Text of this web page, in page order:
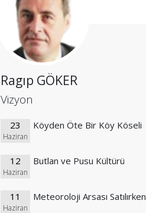
Ragıp GÖKER
Vizyon
23
Haziran
Köyden Öte Bir Köy Köseli
12
Haziran
Butlan ve Pusu Kültürü
11
Haziran
Meteoroloji Arsası Satılırken